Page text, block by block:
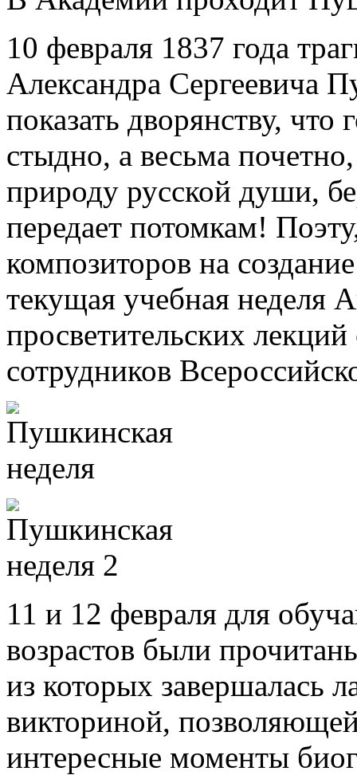
10 февраля 1837 года
Александра Сергеевича
показать дворянству,
стыдно, а весьма
природу русской души,
передает потомкам!
композиторов на
текущая учебная неделя
просветительских
сотрудников
11 и 12 февраля для
возрастов были
из которых завершалась
викториной,
интересные моменты